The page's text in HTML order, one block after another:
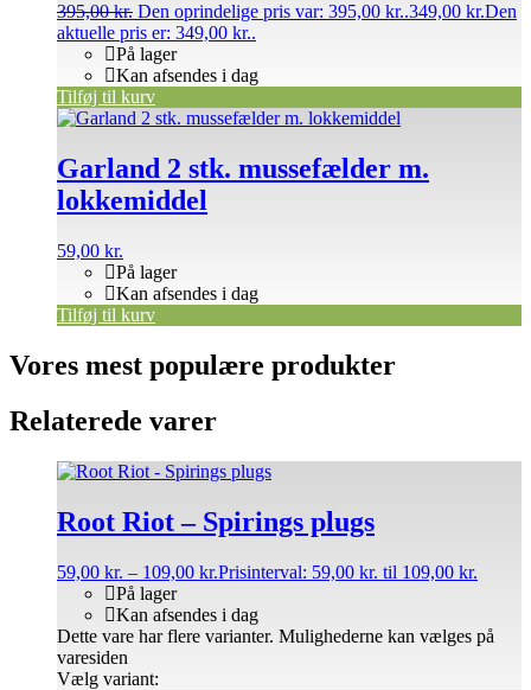
395,00kr. Den oprindelige pris var: 395,00 kr..349,00 kr.Den
aktuelle pris er: 349,00 kr..
På lager
Kan afsendes i dag
Tilføj til kurv
Garland 2 stk. mussefælder m.
lokkemiddel
59,00 kr.
På lager
Kan afsendes i dag
Tilføj til kurv
Vores mest populære produkter
Relaterede varer
Root Riot – Spirings plugs
59,00 kr. – 109,00 kr.Prisinterval: 59,00 kr. til 109,00 kr.
På lager
Kan afsendes i dag
Vælg variant:
Dette vare har flere varianter. Mulighederne kan vælges på
varesiden